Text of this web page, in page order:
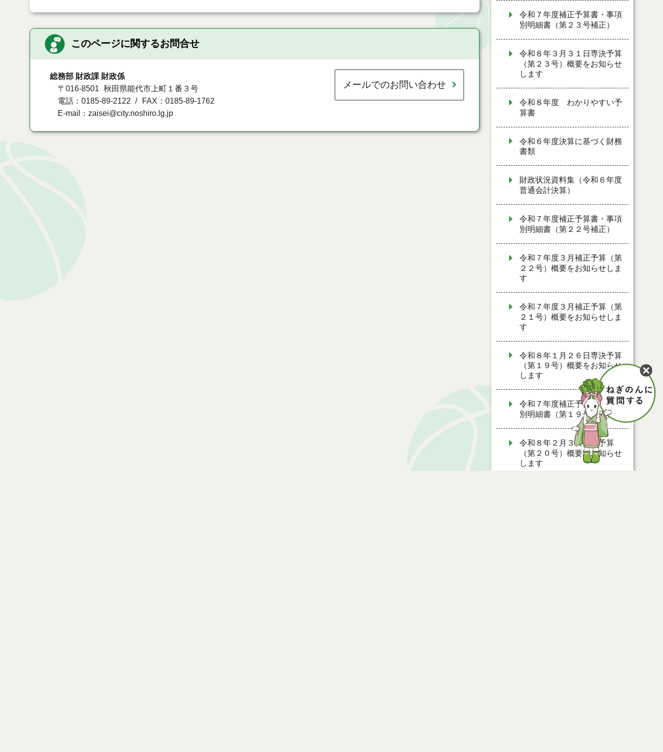
このページに関するお問合せ
総務部 財政課 財政係
〒016-8501
秋田県能代市上町１番３号
電話：0185-89-2122
FAX：0185-89-1762
E-mail：zaisei@city.noshiro.lg.jp
メールでのお問い合わせ
令和７年度補正予算書・事項
別明細書（第２３号補正）
令和８年３月３１日専決予算
（第２３号）概要をお知らせ
します
令和８年度 わかりやすい予
算書
令和６年度決算に基づく財務
書類
財政状況資料集（令和６年度
普通会計決算）
令和７年度補正予算書・事項
別明細書（第２２号補正）
令和７年度３月補正予算（第
２２号）概要をお知らせしま
す
令和７年度３月補正予算（第
２１号）概要をお知らせしま
す
令和８年１月２６日専決予算
（第１９号）概要をお知らせ
します
令和７年度補正予算書・事項
別明細書（第１９号補正）
令和８年２月３日専決予算
（第２０号）概要をお知らせ
します